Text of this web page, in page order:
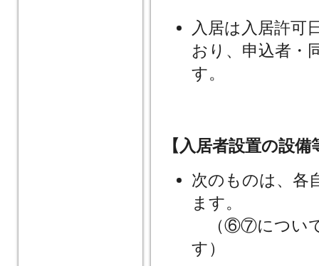
入居は入居許可
おり、申込者・
す。
【入居者設置の設
次のものは、各
ます。
（⑥⑦について
す）